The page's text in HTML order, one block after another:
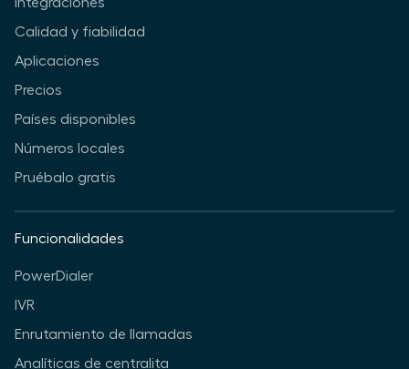
Integraciones
Calidad y fiabilidad
Aplicaciones
Precios
Países disponibles
Números locales
Pruébalo gratis
Funcionalidades
PowerDialer
IVR
Enrutamiento de llamadas
Analíticas de centralita